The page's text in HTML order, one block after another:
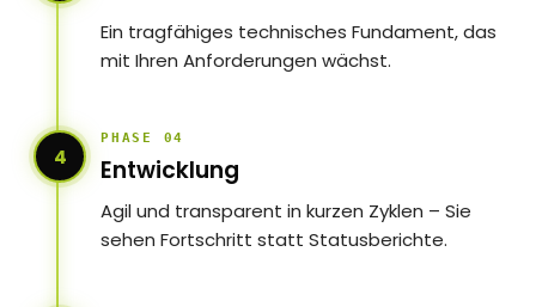
Ein tragfähiges technisches Fundament, das
mit Ihren Anforderungen wächst.
4
PHASE 04
Entwicklung
Agil und transparent in kurzen Zyklen – Sie
sehen Fortschritt statt Statusberichte.